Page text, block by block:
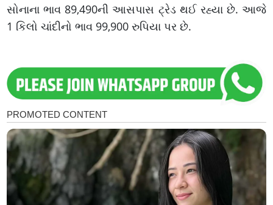
સોનાના ભાવ 89,490ની આસપાસ ટ્રેડ થઈ રહ્યા છે. આજે
1 કિલો ચાંદીનો ભાવ 99,900 રુપિયા પર છે.